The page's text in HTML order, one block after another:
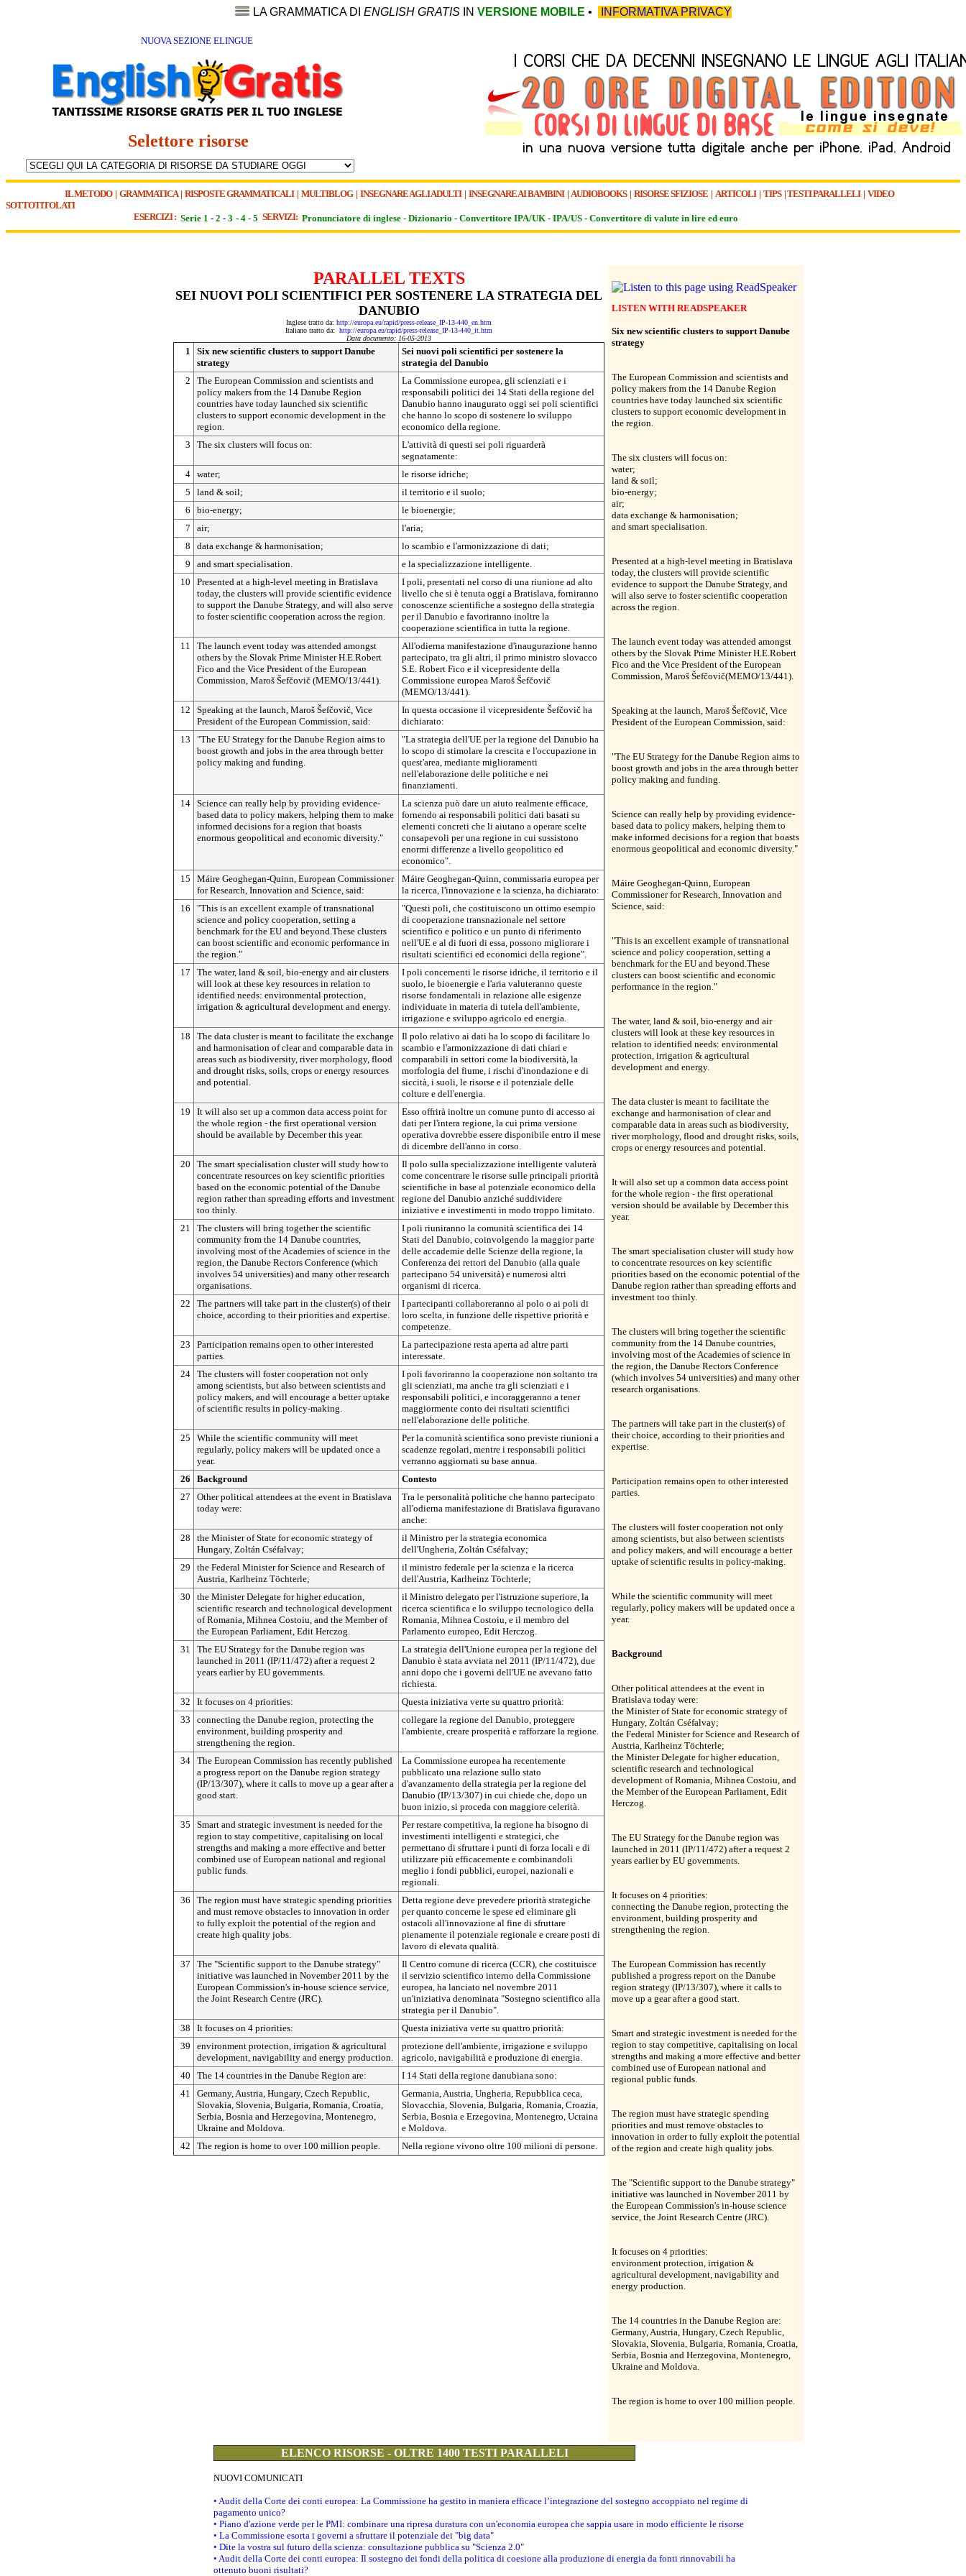
LA GRAMMATICA DI ENGLISH GRATIS IN VERSIONE MOBILE • INFORMATIVA PRIVACY
NUOVA SEZIONE ELINGUE
Selettore risorse
IL METODO| GRAMMATICA| RISPOSTE GRAMMATICALI| MULTIBLOG| INSEGNARE AGLI ADULTI | INSEGNARE AI BAMBINI| AUDIOBOOKS| RISORSE SFIZIOSE | ARTICOLI| TIPS|TESTI PARALLELI| VIDEO
SOTTOTITOLATI
ESERCIZI : Serie 1 - 2 - 3 - 4 - 5 SERVIZI: Pronunciatore di inglese - Dizionario - Convertitore IPA/UK - IPA/US - Convertitore di valute in lire ed euro
PARALLEL TEXTS
SEI NUOVI POLI SCIENTIFICI PER SOSTENERE LA STRATEGIA DEL
DANUBIO
Inglese tratto da: http://europa.eu/rapid/press-release_IP-13-440_en.htm
Italiano tratto da: http://europa.eu/rapid/press-release_IP-13-440_it.htm
Data documento: 16-05-2013
1
Six new scientific clusters to support Danube
strategy
Sei nuovi poli scientifici per sostenere la
strategia del Danubio
2
The European Commission and scientists and
policy makers from the 14 Danube Region
countries have today launched six scientific
clusters to support economic development in the
region.
La Commissione europea, gli scienziati e i
responsabili politici dei 14 Stati della regione del
Danubio hanno inaugurato oggi sei poli scientifici
che hanno lo scopo di sostenere lo sviluppo
economico della regione.
3
The six clusters will focus on:
L'attività di questi sei poli riguarderà
segnatamente:
4 water;
le risorse idriche;
5
land & soil;
il territorio e il suolo;
6
bio-energy;
le bioenergie;
7
air;
l'aria;
8
data exchange & harmonisation;
lo scambio e l'armonizzazione di dati;
9
and smart specialisation.
e la specializzazione intelligente.
10
Presented at a high-level meeting in Bratislava
today, the clusters will provide scientific evidence
to support the Danube Strategy, and will also serve
to foster scientific cooperation across the region.
I poli, presentati nel corso di una riunione ad alto
livello che si è tenuta oggi a Bratislava, forniranno
conoscenze scientifiche a sostegno della strategia
per il Danubio e favoriranno inoltre la
cooperazione scientifica in tutta la regione.
11
The launch event today was attended amongst
others by the Slovak Prime Minister H.E.Robert
Fico and the Vice President of the European
Commission, Maroš Šefčovič (MEMO/13/441).
All'odierna manifestazione d'inaugurazione hanno
partecipato, tra gli altri, il primo ministro slovacco
S.E. Robert Fico e il vicepresidente della
Commissione europea Maroš Šefčovič
(MEMO/13/441).
12
Speaking at the launch, Maroš Šefčovič, Vice
President of the European Commission, said:
In questa occasione il vicepresidente Šefčovič ha
dichiarato:
13
"The EU Strategy for the Danube Region aims to
boost growth and jobs in the area through better
policy making and funding.
"La strategia dell'UE per la regione del Danubio ha
lo scopo di stimolare la crescita e l'occupazione in
quest'area, mediante miglioramenti
nell'elaborazione delle politiche e nei
finanziamenti.
14 Science can really help by providing evidence-
based data to policy makers, helping them to make
informed decisions for a region that boasts
enormous geopolitical and economic diversity."
La scienza può dare un aiuto realmente efficace,
fornendo ai responsabili politici dati basati su
elementi concreti che li aiutano a operare scelte
consapevoli per una regione in cui sussistono
enormi differenze a livello geopolitico ed
economico".
15
Máire Geoghegan-Quinn, European Commissioner
for Research, Innovation and Science, said:
Máire Geoghegan-Quinn, commissaria europea per
la ricerca, l'innovazione e la scienza, ha dichiarato:
16
"This is an excellent example of transnational
science and policy cooperation, setting a
benchmark for the EU and beyond.These clusters
can boost scientific and economic performance in
the region."
"Questi poli, che costituiscono un ottimo esempio
di cooperazione transnazionale nel settore
scientifico e politico e un punto di riferimento
nell'UE e al di fuori di essa, possono migliorare i
risultati scientifici ed economici della regione".
17
The water, land & soil, bio-energy and air clusters
will look at these key resources in relation to
identified needs: environmental protection,
irrigation & agricultural development and energy.
I poli concernenti le risorse idriche, il territorio e il
suolo, le bioenergie e l'aria valuteranno queste
risorse fondamentali in relazione alle esigenze
individuate in materia di tutela dell'ambiente,
irrigazione e sviluppo agricolo ed energia.
18
The data cluster is meant to facilitate the exchange
and harmonisation of clear and comparable data in
areas such as biodiversity, river morphology, flood
and drought risks, soils, crops or energy resources
and potential.
Il polo relativo ai dati ha lo scopo di facilitare lo
scambio e l'armonizzazione di dati chiari e
comparabili in settori come la biodiversità, la
morfologia del fiume, i rischi d'inondazione e di
siccità, i suoli, le risorse e il potenziale delle
colture e dell'energia.
19
It will also set up a common data access point for
the whole region - the first operational version
should be available by December this year.
Esso offrirà inoltre un comune punto di accesso ai
dati per l'intera regione, la cui prima versione
operativa dovrebbe essere disponibile entro il mese
di dicembre dell'anno in corso.
20
The smart specialisation cluster will study how to
concentrate resources on key scientific priorities
based on the economic potential of the Danube
region rather than spreading efforts and investment
too thinly.
Il polo sulla specializzazione intelligente valuterà
come concentrare le risorse sulle principali priorità
scientifiche in base al potenziale economico della
regione del Danubio anziché suddividere
iniziative e investimenti in modo troppo limitato.
21
The clusters will bring together the scientific
community from the 14 Danube countries,
involving most of the Academies of science in the
region, the Danube Rectors Conference (which
involves 54 universities) and many other research
organisations.
I poli riuniranno la comunità scientifica dei 14
Stati del Danubio, coinvolgendo la maggior parte
delle accademie delle Scienze della regione, la
Conferenza dei rettori del Danubio (alla quale
partecipano 54 università) e numerosi altri
organismi di ricerca.
22
The partners will take part in the cluster(s) of their
choice, according to their priorities and expertise.
I partecipanti collaboreranno al polo o ai poli di
loro scelta, in funzione delle rispettive priorità e
competenze.
23
Participation remains open to other interested
parties.
La partecipazione resta aperta ad altre parti
interessate.
24 The clusters will foster cooperation not only
among scientists, but also between scientists and
policy makers, and will encourage a better uptake
of scientific results in policy-making.
I poli favoriranno la cooperazione non soltanto tra
gli scienziati, ma anche tra gli scienziati e i
responsabili politici, e incoraggeranno a tener
maggiormente conto dei risultati scientifici
nell'elaborazione delle politiche.
25
While the scientific community will meet
regularly, policy makers will be updated once a
year.
Per la comunità scientifica sono previste riunioni a
scadenze regolari, mentre i responsabili politici
verranno aggiornati su base annua.
26
Background
Contesto
27
Other political attendees at the event in Bratislava
today were:
Tra le personalità politiche che hanno partecipato
all'odierna manifestazione di Bratislava figuravano
anche:
28
the Minister of State for economic strategy of
Hungary, Zoltán Cséfalvay;
il Ministro per la strategia economica
dell'Ungheria, Zoltán Cséfalvay;
29
the Federal Minister for Science and Research of
Austria, Karlheinz Töchterle;
il ministro federale per la scienza e la ricerca
dell'Austria, Karlheinz Töchterle;
30
the Minister Delegate for higher education,
scientific research and technological development
of Romania, Mihnea Costoiu, and the Member of
the European Parliament, Edit Herczog.
il Ministro delegato per l'istruzione superiore, la
ricerca scientifica e lo sviluppo tecnologico della
Romania, Mihnea Costoiu, e il membro del
Parlamento europeo, Edit Herczog.
31
The EU Strategy for the Danube region was
launched in 2011 (IP/11/472) after a request 2
years earlier by EU governments.
La strategia dell'Unione europea per la regione del
Danubio è stata avviata nel 2011 (IP/11/472), due
anni dopo che i governi dell'UE ne avevano fatto
richiesta.
32
It focuses on 4 priorities:
Questa iniziativa verte su quattro priorità:
33
connecting the Danube region, protecting the
environment, building prosperity and
strengthening the region.
collegare la regione del Danubio, proteggere
l'ambiente, creare prosperità e rafforzare la regione.
34 The European Commission has recently published
a progress report on the Danube region strategy
(IP/13/307), where it calls to move up a gear after a
good start.
La Commissione europea ha recentemente
pubblicato una relazione sullo stato
d'avanzamento della strategia per la regione del
Danubio (IP/13/307) in cui chiede che, dopo un
buon inizio, si proceda con maggiore celerità.
35
Smart and strategic investment is needed for the
region to stay competitive, capitalising on local
strengths and making a more effective and better
combined use of European national and regional
public funds.
Per restare competitiva, la regione ha bisogno di
investimenti intelligenti e strategici, che
permettano di sfruttare i punti di forza locali e di
utilizzare più efficacemente e combinandoli
meglio i fondi pubblici, europei, nazionali e
regionali.
36
The region must have strategic spending priorities
and must remove obstacles to innovation in order
to fully exploit the potential of the region and
create high quality jobs.
Detta regione deve prevedere priorità strategiche
per quanto concerne le spese ed eliminare gli
ostacoli all'innovazione al fine di sfruttare
pienamente il potenziale regionale e creare posti di
lavoro di elevata qualità.
37
The "Scientific support to the Danube strategy"
initiative was launched in November 2011 by the
European Commission's in-house science service,
the Joint Research Centre (JRC).
Il Centro comune di ricerca (CCR), che costituisce
il servizio scientifico interno della Commissione
europea, ha lanciato nel novembre 2011
un'iniziativa denominata "Sostegno scientifico alla
strategia per il Danubio".
38
It focuses on 4 priorities:
Questa iniziativa verte su quattro priorità:
39
environment protection, irrigation & agricultural
development, navigability and energy production.
protezione dell'ambiente, irrigazione e sviluppo
agricolo, navigabilità e produzione di energia.
40
The 14 countries in the Danube Region are:
I 14 Stati della regione danubiana sono:
41
Germany, Austria, Hungary, Czech Republic,
Slovakia, Slovenia, Bulgaria, Romania, Croatia,
Serbia, Bosnia and Herzegovina, Montenegro,
Ukraine and Moldova.
Germania, Austria, Ungheria, Repubblica ceca,
Slovacchia, Slovenia, Bulgaria, Romania, Croazia,
Serbia, Bosnia e Erzegovina, Montenegro, Ucraina
e Moldova.
42
The region is home to over 100 million people. Nella regione vivono oltre 100 milioni di persone.
LISTEN WITH READSPEAKER
Six new scientific clusters to support Danube
strategy
The European Commission and scientists and
policy makers from the 14 Danube Region
countries have today launched six scientific
clusters to support economic development in
the region.
The six clusters will focus on:
water;
land & soil;
bio-energy;
air;
data exchange & harmonisation;
and smart specialisation.
Presented at a high-level meeting in Bratislava
today, the clusters will provide scientific
evidence to support the Danube Strategy, and
will also serve to foster scientific cooperation
across the region.
The launch event today was attended amongst
others by the Slovak Prime Minister H.E.Robert
Fico and the Vice President of the European
Commission, Maroš Šefčovič(MEMO/13/441).
Speaking at the launch, Maroš Šefčovič, Vice
President of the European Commission, said:
"The EU Strategy for the Danube Region aims to
boost growth and jobs in the area through better
policy making and funding.
Science can really help by providing evidence-
based data to policy makers, helping them to
make informed decisions for a region that boasts
enormous geopolitical and economic diversity."
Máire Geoghegan-Quinn, European
Commissioner for Research, Innovation and
Science, said:
"This is an excellent example of transnational
science and policy cooperation, setting a
benchmark for the EU and beyond.These
clusters can boost scientific and economic
performance in the region."
The water, land & soil, bio-energy and air
clusters will look at these key resources in
relation to identified needs: environmental
protection, irrigation & agricultural
development and energy.
The data cluster is meant to facilitate the
exchange and harmonisation of clear and
comparable data in areas such as biodiversity,
river morphology, flood and drought risks, soils,
crops or energy resources and potential.
It will also set up a common data access point
for the whole region - the first operational
version should be available by December this
year.
The smart specialisation cluster will study how
to concentrate resources on key scientific
priorities based on the economic potential of the
Danube region rather than spreading efforts and
investment too thinly.
The clusters will bring together the scientific
community from the 14 Danube countries,
involving most of the Academies of science in
the region, the Danube Rectors Conference
(which involves 54 universities) and many other
research organisations.
The partners will take part in the cluster(s) of
their choice, according to their priorities and
expertise.
Participation remains open to other interested
parties.
The clusters will foster cooperation not only
among scientists, but also between scientists
and policy makers, and will encourage a better
uptake of scientific results in policy-making.
While the scientific community will meet
regularly, policy makers will be updated once a
year.
Background
Other political attendees at the event in
Bratislava today were:
the Minister of State for economic strategy of
Hungary, Zoltán Cséfalvay;
the Federal Minister for Science and Research of
Austria, Karlheinz Töchterle;
the Minister Delegate for higher education,
scientific research and technological
development of Romania, Mihnea Costoiu, and
the Member of the European Parliament, Edit
Herczog.
The EU Strategy for the Danube region was
launched in 2011 (IP/11/472) after a request 2
years earlier by EU governments.
It focuses on 4 priorities:
connecting the Danube region, protecting the
environment, building prosperity and
strengthening the region.
The European Commission has recently
published a progress report on the Danube
region strategy (IP/13/307), where it calls to
move up a gear after a good start.
Smart and strategic investment is needed for the
region to stay competitive, capitalising on local
strengths and making a more effective and better
combined use of European national and
regional public funds.
The region must have strategic spending
priorities and must remove obstacles to
innovation in order to fully exploit the potential
of the region and create high quality jobs.
The "Scientific support to the Danube strategy"
initiative was launched in November 2011 by
the European Commission's in-house science
service, the Joint Research Centre (JRC).
It focuses on 4 priorities:
environment protection, irrigation &
agricultural development, navigability and
energy production.
The 14 countries in the Danube Region are:
Germany, Austria, Hungary, Czech Republic,
Slovakia, Slovenia, Bulgaria, Romania, Croatia,
Serbia, Bosnia and Herzegovina, Montenegro,
Ukraine and Moldova.
The region is home to over 100 million people.
ELENCO RISORSE - OLTRE 1400 TESTI PARALLELI
NUOVI COMUNICATI
• Audit della Corte dei conti europea: La Commissione ha gestito in maniera efficace l’integrazione del sostegno accoppiato nel regime di
pagamento unico?
• Piano d'azione verde per le PMI: combinare una ripresa duratura con un'economia europea che sappia usare in modo efficiente le risorse
• La Commissione esorta i governi a sfruttare il potenziale dei "big data"
• Dite la vostra sul futuro della scienza: consultazione pubblica su "Scienza 2.0"
• Audit della Corte dei conti europea: Il sostegno dei fondi della politica di coesione alla produzione di energia da fonti rinnovabili ha
ottenuto buoni risultati?